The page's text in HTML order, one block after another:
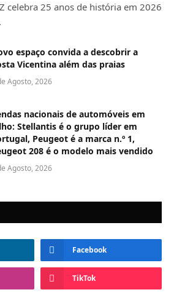
celebra 25 anos de história em 2026
espaço convida a descobrir a
Vicentina além das praias
Agosto, 2026
nacionais de automóveis em
Stellantis é o grupo líder em
Peugeot é a marca n.º 1,
208 é o modelo mais vendido
Agosto, 2026
Facebook
TikTok